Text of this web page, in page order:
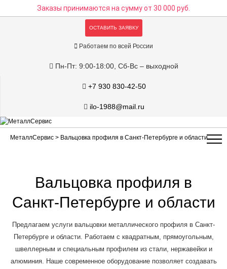
Заказы принимаются на суммуот 30 000 руб.
ОСТАВИТЬ ЗАЯВКУ
Работаем по всей России
Пн-Пт: 9:00-18:00, Сб-Вс – выходной
+7 930 830-42-50
ilo-1988@mail.ru
МеталлСервис > Вальцовка профиля в Санкт-Петербурге и области
Вальцовка профиля в
Санкт-Петербурге и области
Предлагаем услуги вальцовки металлического профиля в Санкт-
Петербурге и области. Работаем с квадратным, прямоугольным,
швеллерным и специальным профилем из стали, нержавейки и
алюминия. Наше современное оборудование позволяет создавать